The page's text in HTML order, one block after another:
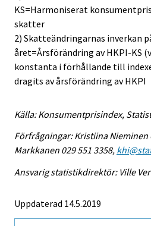
KS=Harmoniserat
skatter
2) Skatteändringarnas inverkan
året=Årsförändring av HKPI-KS
konstanta i förhållande till
dragits av årsförändring av HKPI
Källa: Konsumentprisindex,
Förfrågningar: Kristiina Nieminen
Markkanen 029 551 3358,
Ansvarig statistikdirektör: Ville
Uppdaterad 14.5.2019